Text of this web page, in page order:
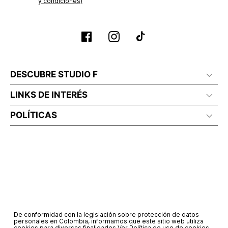
No lavado en seco
DESCUBRE STUDIO F
LINKS DE INTERÉS
POLÍTICAS
De conformidad con la legislación sobre protección de datos
personales en Colombia, informamos que este sitio web utiliza